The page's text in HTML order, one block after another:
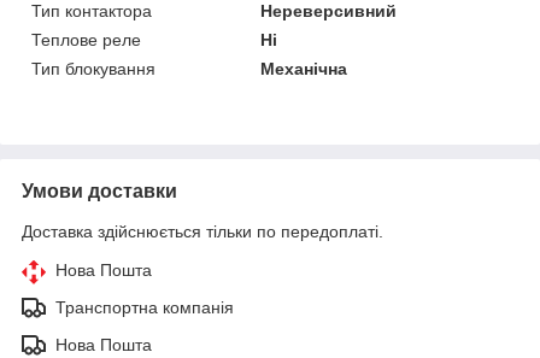
Тип контактора
Нереверсивний
Теплове реле
Ні
Тип блокування
Механічна
Умови доставки
Доставка здійснюється тільки по передоплаті.
Нова Пошта
Транспортна компанія
Нова Пошта